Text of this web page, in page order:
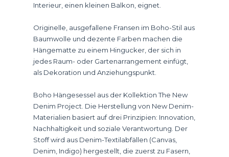
Interieur, einen kleinen Balkon, eignet.
Originelle, ausgefallene Fransen im Boho-Stil aus
Baumwolle und dezente Farben machen die
Hängematte zu einem Hingucker, der sich in
jedes Raum- oder Gartenarrangement einfügt,
als Dekoration und Anziehungspunkt.
Boho Hängesessel aus der Kollektion The New
Denim Project. Die Herstellung von New Denim-
Materialien basiert auf drei Prinzipien: Innovation,
Nachhaltigkeit und soziale Verantwortung. Der
Stoff wird aus Denim-Textilabfällen (Canvas,
Denim, Indigo) hergestellt, die zuerst zu Fasern,